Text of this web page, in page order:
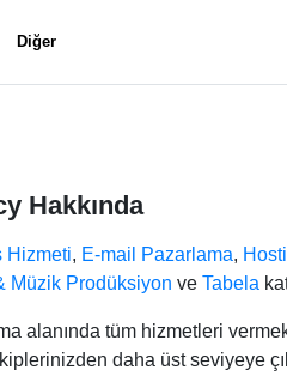
Diğer
Hakkında
Hizmeti, E-mail Pazarlama,
Müzik Prodüksiyon ve Tabela
alanında tüm hizmetleri
daha üst seviyeye